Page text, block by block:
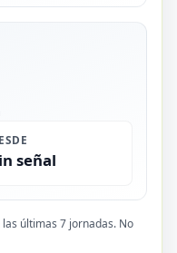
señal
últimas 7 jornadas. No